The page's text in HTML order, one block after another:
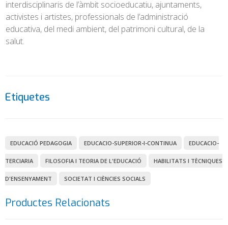
interdisciplinaris de l’àmbit socioeducatiu, ajuntaments,
activistes i artistes, professionals de l’administració
educativa, del medi ambient, del patrimoni cultural, de la
salut.
Etiquetes
EDUCACIÓ PEDAGOGIA EDUCACIO-SUPERIOR-I-CONTINUA EDUCACIO-
TERCIARIA FILOSOFIA I TEORIA DE L'EDUCACIÓ HABILITATS I TÈCNIQUES
D'ENSENYAMENT SOCIETAT I CIÈNCIES SOCIALS
Productes Relacionats